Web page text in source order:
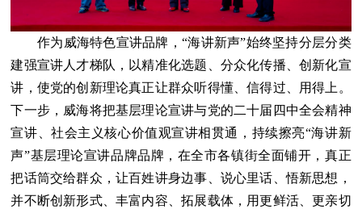
作为威海特色宣讲品牌，“海讲新声”始终坚持分层分类
建强宣讲人才梯队，以精准化选题、分众化传播、创新化宣
讲，使党的创新理论真正让群众听得懂、信得过、用得上。
下一步，威海将把基层理论宣讲与党的二十届四中全会精神
宣讲、社会主义核心价值观宣讲相贯通，持续擦亮“海讲新
声”基层理论宣讲品牌品牌，在全市各镇街全面铺开，真正
把话筒交给群众，让百姓讲身边事、说心里话、悟新思想，
并不断创新形式、丰富内容、拓展载体，用更鲜活、更亲切